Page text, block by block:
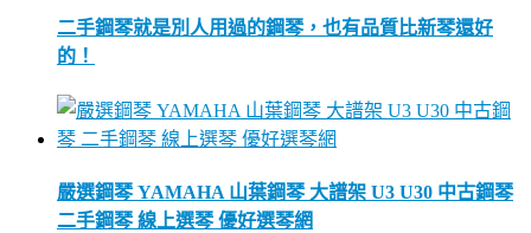
二手鋼琴就是別人用過的鋼琴，也有品質比新琴還好
的！
嚴選鋼琴 YAMAHA 山葉鋼琴 大譜架 U3 U30 中古鋼琴
二手鋼琴 線上選琴 優好選琴網